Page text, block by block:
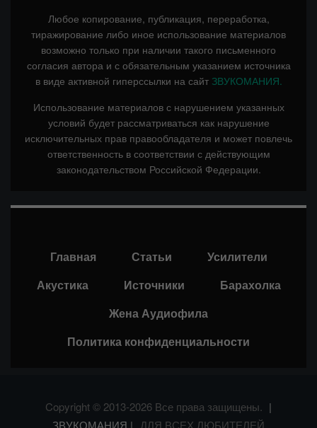
Любое копирование, публикация, переработка,
тиражирование либо иное использование материалов
возможно только при наличии такого письменного
согласия автора и с обязательным указанием источника
в виде активной гиперссылки на сайт ЗВУКОМАНИЯ.
Использование материалов с нарушением указанных
условий будет рассматриваться как нарушение
исключительных прав правообладателя и может повлечь
ответственность в соответствии с действующим
законодательством Российской Федерации.
Главная Статьи
Усилители
Акустика
Источники
Барахолка
Жена Аудиофила
Политика конфиденциальности
Copyright © 2013-2026 Все права защищены. |
ЗВУКОМАНИЯ |
ДЛЯ ВСЕХ ЛЮБИТЕЛЕЙ